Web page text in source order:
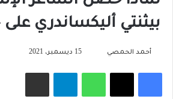
بيثنتي أليكساندري على
أحمد الحمصي 15 ديسمبر، 2021
فيسبوك‫X واتساب تيلقرام مشاركة عبر البريد